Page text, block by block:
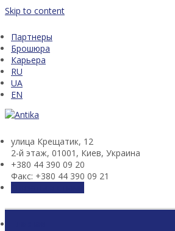
Skip to content
Партнеры
Брошюра
Карьера
RU
UA
EN
улица Крещатик, 12
2-й этаж, 01001, Киев, Украина
+380 44 390 09 20
Факс: +380 44 390 09 21